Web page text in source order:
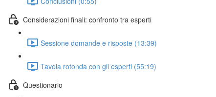
Considerazioni finali: confronto tra esperti
Sessione domande e risposte (13:39)
Tavola rotonda con gli esperti (55:19)
Questionario